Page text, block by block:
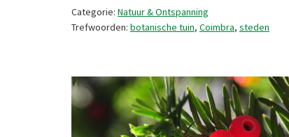
Categorie: Natuur & Ontspanning
Trefwoorden: botanische tuin, Coimbra, steden